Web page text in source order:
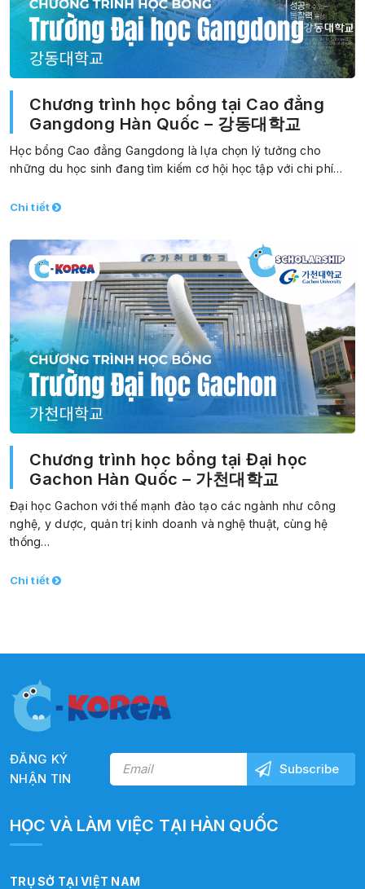
Chương trình học bổng tại Cao đẳng
Gangdong Hàn Quốc – 강동대학교
Học bổng Cao đẳng Gangdong là lựa chọn lý tưởng cho
những du học sinh đang tìm kiếm cơ hội học tập với chi phí…
Chi tiết
Chương trình học bổng tại Đại học
Gachon Hàn Quốc – 가천대학교
Đại học Gachon với thế mạnh đào tạo các ngành như công
nghệ, y dược, quản trị kinh doanh và nghệ thuật, cùng hệ
thống…
Chi tiết
ĐĂNG KÝ
NHẬN TIN
HỌC VÀ LÀM VIỆC TẠI HÀN QUỐC
TRỤ SỞ TẠI VIỆT NAM